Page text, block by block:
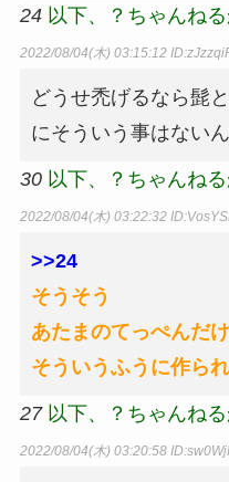
24 以下、？ちゃんね
2022/08/04(木) 03:15:12
どうせ禿げるなら髭
にそういう事はない
30 以下、？ちゃんね
2022/08/04(木) 03:22:32
>>24
そうそう
あたまのてっぺんだ
そういうふうに作ら
27 以下、？ちゃんね
2022/08/04(木) 03:20:58